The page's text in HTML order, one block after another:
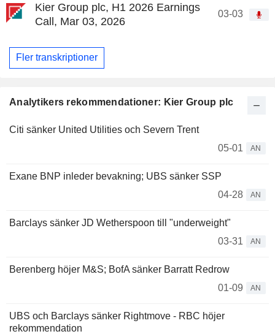
Kier Group plc, H1 2026 Earnings
Call, Mar 03, 2026
03-03
Fler transkriptioner
Analytikers rekommendationer: Kier Group plc
Citi sänker United Utilities och Severn Trent
05-01
AN
Exane BNP inleder bevakning; UBS sänker SSP
04-28
AN
Barclays sänker JD Wetherspoon till "underweight"
03-31
AN
Berenberg höjer M&S; BofA sänker Barratt Redrow
01-09
AN
UBS och Barclays sänker Rightmove - RBC höjer
rekommendation